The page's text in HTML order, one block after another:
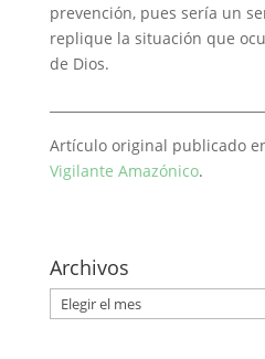
prevención, pues sería un
replique la situación que
de Dios.
Artículo original publicado
Vigilante Amazónico.
Archivos
Archivos